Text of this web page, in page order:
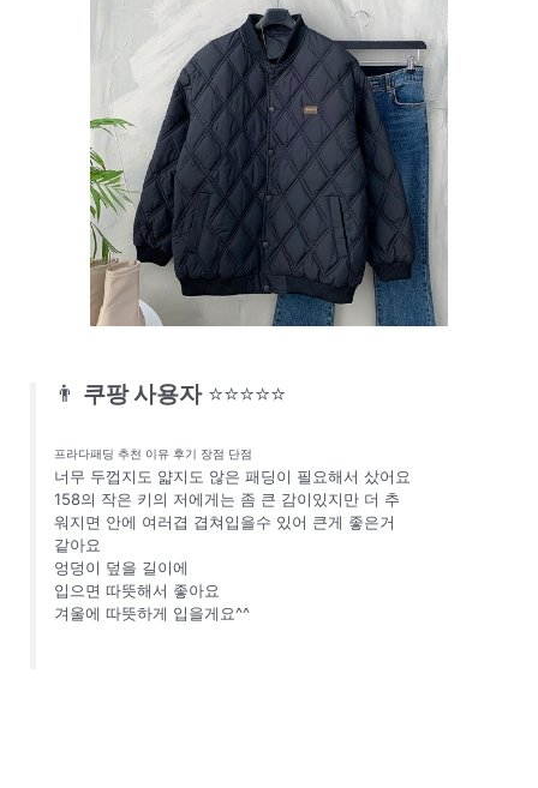
👨 쿠팡 사용자 ⭐⭐⭐⭐⭐
프라다패딩 추천 이유 후기 장점 단점
너무 두껍지도 얇지도 않은 패딩이 필요해서 샀어요
158의 작은 키의 저에게는 좀 큰 감이있지만 더 추
워지면 안에 여러겹 겹쳐입을수 있어 큰게 좋은거
같아요
엉덩이 덮을 길이에
입으면 따뜻해서 좋아요
겨울에 따뜻하게 입을게요^^